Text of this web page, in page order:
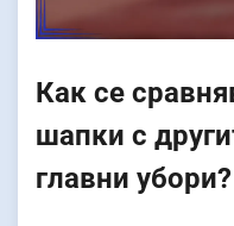
Как се
шапки с
главни убори?